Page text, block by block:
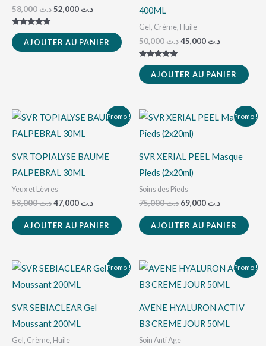
د.ت58,000 د.ت
Note
5.00
sur 5AJOUTER AU PANIER
400ML
Gel, Crème, Huile
د.ت50,000 د.ت
Note
5.00
sur 5AJOUTER AU PANIER
Promo !
SVR TOPIALYSE BAUME
PALPEBRAL 30ML
Yeux et Lèvres
د.ت53,000
Le
prix
initial
د.ت 53,000.
د.ت
Le
prix
AJOUTER AU PANIER
Promo !
SVR XERIAL PEEL Masque
Pieds (2x20ml)
Soins des Pieds
د.ت75,000
Le
prix
initial
د.ت 75,000.
د.ت
Le
prix
AJOUTER AU PANIER
Promo !
SVR SEBIACLEAR Gel
Moussant 200ML
Gel, Crème, Huile
Le
prix
initial
د.ت 41,000.
Le
prix
Promo !
AVENE HYALURON ACTIV
B3 CREME JOUR 50ML
Soin Anti Age
Le
prix
initial
د.ت 155,000.
Le
prix
actuel